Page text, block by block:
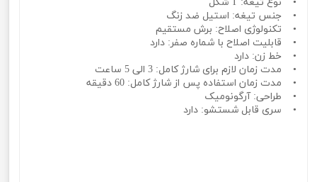
• جنس تیغه: استیل ضد زنگ
• تکنولوژی اصلاح: برش مستقیم
• قابلیت اصلاح با شماره صفر: دارد
• خط زن: دارد
• مدت زمان لازم برای شارژ کامل: 3 الی 5 ساعت
• مدت زمان استفاده پس از شارژ کامل: 60 دقیقه
• طراحی: آرگونومیک
• سری قابل شستشو: دارد